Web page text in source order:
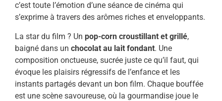
c’est toute l’émotion d’une séance de cinéma qui
s’exprime à travers des arômes riches et enveloppants.
La star du film ? Un pop-corn croustillant et grillé,
baigné dans un chocolat au lait fondant. Une
composition onctueuse, sucrée juste ce qu’il faut, qui
évoque les plaisirs régressifs de l’enfance et les
instants partagés devant un bon film. Chaque bouffée
est une scène savoureuse, où la gourmandise joue le